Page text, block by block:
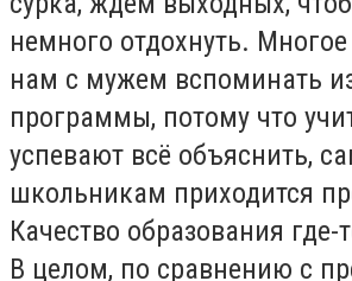
немного отдохнуть.
нам с мужем вспоминать
программы, потому что
успевают всё объяснить,
школьникам приходится
Качество образования где-
В целом, по сравнению с